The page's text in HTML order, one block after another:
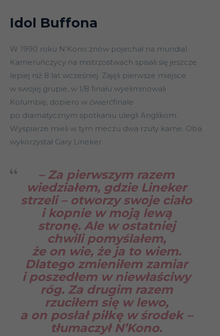
Idol Buffona
W 1990 roku N’Kono znów pojechał na mundial.
Kameruńczycy na mistrzostwach spisali się jeszcze
lepiej niż 8 lat wcześniej. Zajęli pierwsze miejsce
w swojej grupie, w 1/8 finału wyeliminowali
Kolumbię, dopiero w ćwierćfinale
po dramatycznym spotkaniu ulegli Anglikom.
Wyspiarze mieli w tym meczu dwa rzuty karne. Oba
wykorzystał Gary Lineker.
– Za pierwszym razem
wiedziałem, gdzie Lineker
strzeli – otworzy swoje ciało
i kopnie w moją lewą
stronę. Ale w ostatniej
chwili pomyślałem,
że on wie, że ja to wiem.
Dlatego zmieniłem zamiar
i poszedłem w niewłaściwy
róg. Za drugim razem
rzuciłem się w lewo,
a on posłał piłkę w środek –
tłumaczył N’Kono.